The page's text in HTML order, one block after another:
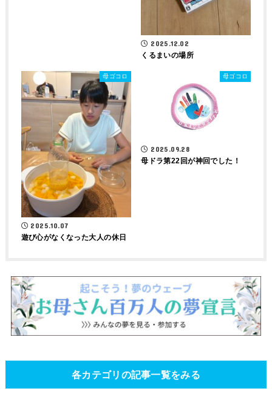
2025.12.02
くるまいの場所
母ゴコロ
2025.10.07
遊び心がなくなった大人の休日
母ゴコロ
2025.09.28
母ドラ第22回が神回でした！
各カテゴリの記事一覧をみる